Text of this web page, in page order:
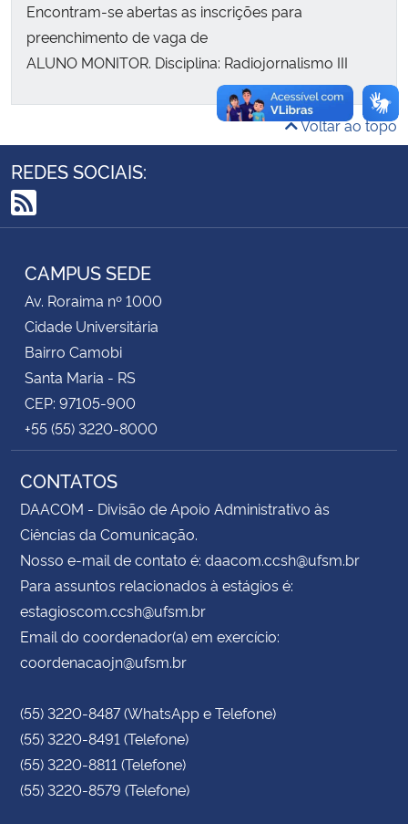
Secretaria-Geral
Gabinete de Segurança Institucional
Advocacia-Geral da União
Encontram-se abertas as inscrições para
preenchimento de vaga de
ALUNO MONITOR. Disciplina: Radiojornalismo III
Voltar ao topo
REDES SOCIAIS:
RSS
CAMPUS SEDE
Av. Roraima nº 1000
Cidade Universitária
Bairro Camobi
Santa Maria - RS
CEP: 97105-900
+55 (55) 3220-8000
CONTATOS
DAACOM - Divisão de Apoio Administrativo às
Ciências da Comunicação.
Nosso e-mail de contato é: daacom.ccsh@ufsm.br
Para assuntos relacionados à estágios é:
estagioscom.ccsh@ufsm.br
Email do coordenador(a) em exercício:
coordenacaojn@ufsm.br
(55) 3220-8487 (WhatsApp e Telefone)
(55) 3220-8491 (Telefone)
(55) 3220-8811 (Telefone)
(55) 3220-8579 (Telefone)